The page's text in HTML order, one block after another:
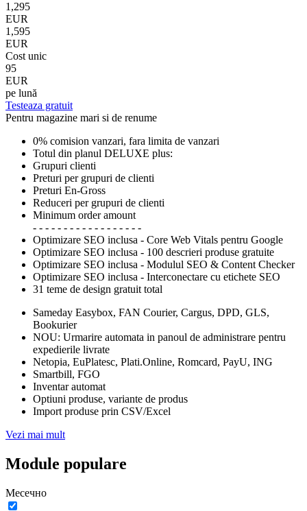
1,295
EUR
1,595
EUR
Cost unic
95
EUR
pe lună
Testeaza gratuit
Pentru magazine mari si de renume
0% comision vanzari, fara limita de vanzari
Totul din planul DELUXE plus:
Grupuri clienti
Preturi per grupuri de clienti
Preturi En-Gross
Reduceri per grupuri de clienti
Minimum order amount
- - - - - - - - - - - - - - - - - -
Optimizare SEO inclusa - Core Web Vitals pentru Google
Optimizare SEO inclusa - 100 descrieri produse gratuite
Optimizare SEO inclusa - Modulul SEO & Content Checker
Optimizare SEO inclusa - Interconectare cu etichete SEO
31 teme de design gratuit total
Sameday Easybox, FAN Courier, Cargus, DPD, GLS,
Bookurier
NOU: Urmarire automata in panoul de administrare pentru
expedierile livrate
Netopia, EuPlatesc, Plati.Online, Romcard, PayU, ING
Smartbill, FGO
Inventar automat
Optiuni produse, variante de produs
Import produse prin CSV/Excel
Vezi mai mult
Module populare
Месечно